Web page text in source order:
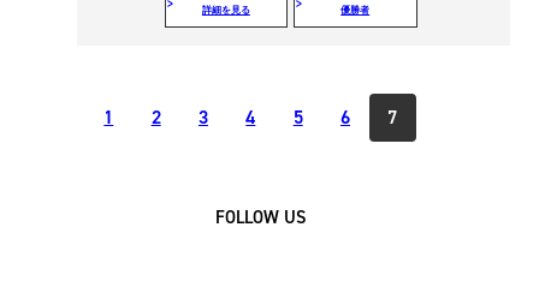
詳細を見る 優勝者
1 2 3 4 5 6 7
FOLLOW US